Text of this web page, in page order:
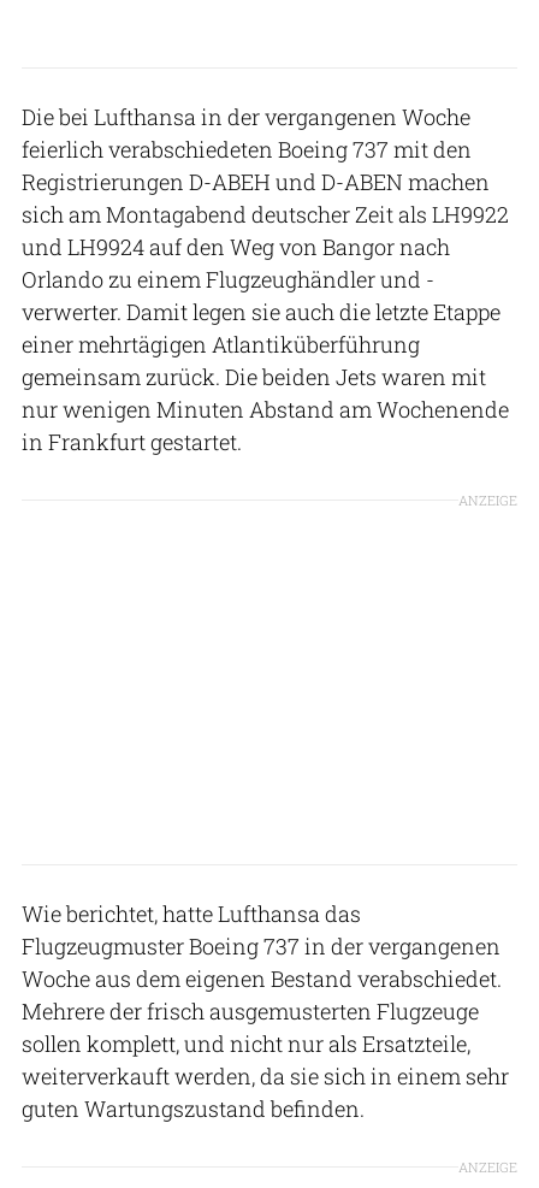
Die bei Lufthansa in der vergangenen Woche
feierlich verabschiedeten Boeing 737 mit den
Registrierungen D-ABEH und D-ABEN machen
sich am Montagabend deutscher Zeit als LH9922
und LH9924 auf den Weg von Bangor nach
Orlando zu einem Flugzeughändler und -
verwerter. Damit legen sie auch die letzte Etappe
einer mehrtägigen Atlantiküberführung
gemeinsam zurück. Die beiden Jets waren mit
nur wenigen Minuten Abstand am Wochenende
in Frankfurt gestartet.
ANZEIGE
Wie berichtet, hatte Lufthansa das
Flugzeugmuster Boeing 737 in der vergangenen
Woche aus dem eigenen Bestand verabschiedet.
Mehrere der frisch ausgemusterten Flugzeuge
sollen komplett, und nicht nur als Ersatzteile,
weiterverkauft werden, da sie sich in einem sehr
guten Wartungszustand befinden.
ANZEIGE